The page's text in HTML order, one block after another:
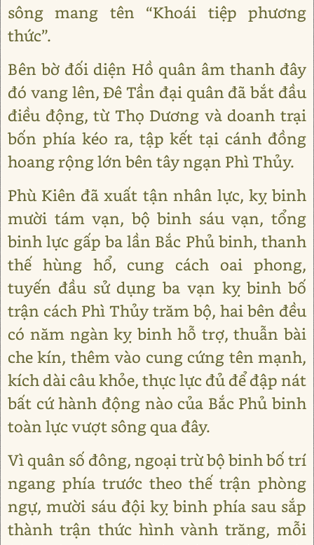
sông mang tên “Khoái tiệp phương
thức”.
Bên bờ đối diện Hồ quân âm thanh đây
đó vang lên, Đê Tần đại quân đã bắt đầu
điều động, từ Thọ Dương và doanh trại
bốn phía kéo ra, tập kết tại cánh đồng
hoang rộng lớn bên tây ngạn Phì Thủy.
Phù Kiên đã xuất tận nhân lực, kỵ binh
mười tám vạn, bộ binh sáu vạn, tổng
binh lực gấp ba lần Bắc Phủ binh, thanh
thế hùng hổ, cung cách oai phong,
tuyến đầu sử dụng ba vạn kỵ binh bố
trận cách Phì Thủy trăm bộ, hai bên đều
có năm ngàn kỵ binh hỗ trợ, thuẫn bài
che kín, thêm vào cung cứng tên mạnh,
kích dài câu khỏe, thực lực đủ để đập nát
bất cứ hành động nào của Bắc Phủ binh
toàn lực vượt sông qua đây.
Vì quân số đông, ngoại trừ bộ binh bố trí
ngang phía trước theo thế trận phòng
ngự, mười sáu đội kỵ binh phía sau sắp
thành trận thức hình vành trăng, mỗi